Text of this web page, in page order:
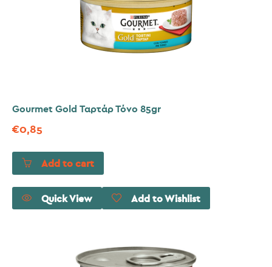
Gourmet Gold Ταρτάρ Τόνο 85gr
€0,85
Add to cart
Quick View Add to Wishlist